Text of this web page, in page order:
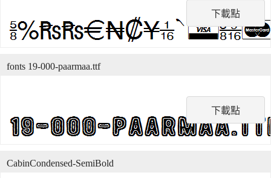
下載點
下載點
fonts 19-000-paarmaa.ttf
CabinCondensed-SemiBold